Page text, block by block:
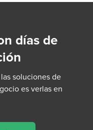
días de
soluciones de
es verlas en